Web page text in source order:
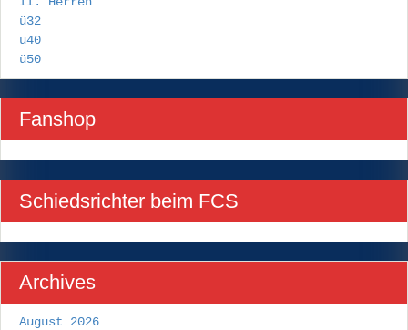
ü32
ü40
ü50
Fanshop
Schiedsrichter beim FCS
Archives
August 2026